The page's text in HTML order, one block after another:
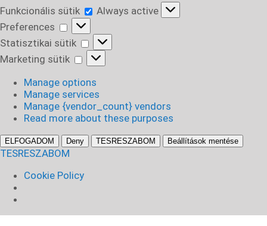
Funkcionális sütik
Funkcionális
Always active
Preferences
Preferences
Statisztikai sütik
Statisztikai
sütik
Marketing sütik
Marketing
sütik
Manage options
Manage services
Manage {vendor_count} vendors
Read more about these purposes
ELFOGADOM Deny TESRESZABOM Beállítások mentése
TESRESZABOM
Cookie Policy